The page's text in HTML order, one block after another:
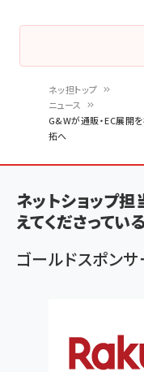
く
ず
ネッ担トップ
ニュース
G&Wが通販・EC展開
拓へ
ネットショップ
えてくださってい
ゴールドスポンサ